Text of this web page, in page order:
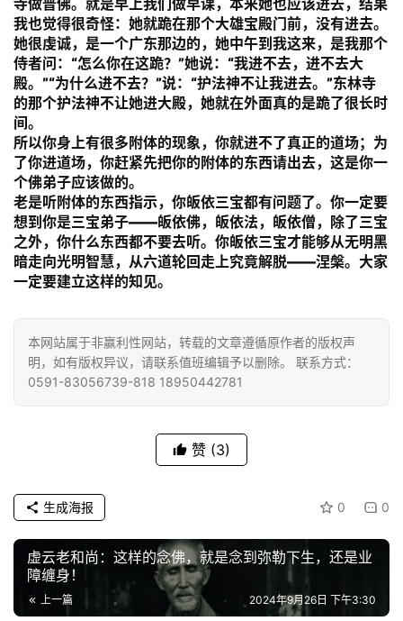
资
讯
八
点
僧
音
高
僧
访
心
乐
菩
题
益
善
寺做普佛。就是早上我们做早课，本来她也应该进去，结果
我也觉得很奇怪：她就跪在那个大雄宝殿门前，没有进去。
她很虔诚，是一个广东那边的，她中午到我这来，是我那个
侍者问：“怎么你在这跪？”她说：“我进不去，进不去大
殿。”“为什么进不去？”说：“护法神不让我进去。”东林寺
的那个护法神不让她进大殿，她就在外面真的是跪了很长时
间。
所以你身上有很多附体的现象，你就进不了真正的道场；为
了你进道场，你赶紧先把你的附体的东西请出去，这是你一
个佛弟子应该做的。
老是听附体的东西指示，你皈依三宝都有问题了。你一定要
想到你是三宝弟子——皈依佛，皈依法，皈依僧，除了三宝
之外，你什么东西都不要去听。你皈依三宝才能够从无明黑
暗走向光明智慧，从六道轮回走上究竟解脱——涅槃。大家
一定要建立这样的知见。
本网站属于非赢利性网站，转载的文章遵循原作者的版权声
明，如有版权异议，请联系值班编辑予以删除。 联系方式：
0591-83056739-818 18950442781
赞 (3)
0 0
生成海报
虚云老和尚：这样的念佛，就是念到弥勒下生，还是业
障缠身！
上一篇 2024年9月26日 下午3:30